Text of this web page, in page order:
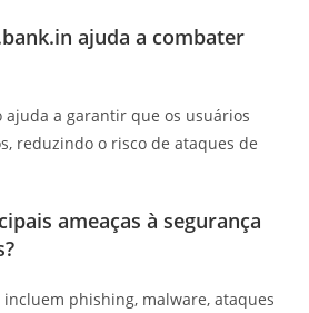
ajuda a combater
ajuda a garantir que os usuários
reduzindo o risco de ataques de
ameaças à segurança
phishing, malware, ataques